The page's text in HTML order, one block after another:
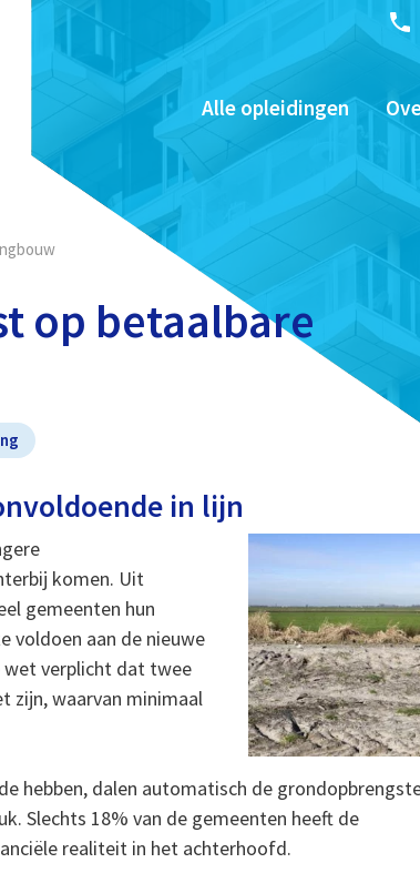
Alle opleidingen
op betaalbare
in lijn
komen. Uit
gemeenten hun
voldoen aan de nieuwe
wet verplicht dat twee
zijn, waarvan minimaal
hebben, dalen automatisch de
Slechts 18% van de gemeenten heeft de
realiteit in het achterhoofd.